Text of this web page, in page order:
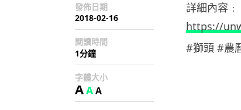
發佈日期
2018-02-16
閱讀時間
1分鐘
字體大小
AAA
詳細內容﹕
https://
#獅頭 #農